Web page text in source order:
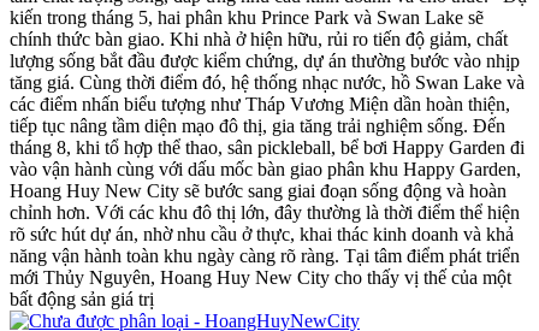
kiến trong tháng 5, hai phân khu Prince Park và Swan Lake sẽ
chính thức bàn giao. Khi nhà ở hiện hữu, rủi ro tiến độ giảm, chất
lượng sống bắt đầu được kiểm chứng, dự án thường bước vào nhịp
tăng giá. Cùng thời điểm đó, hệ thống nhạc nước, hồ Swan Lake và
các điểm nhấn biểu tượng như Tháp Vương Miện dần hoàn thiện,
tiếp tục nâng tầm diện mạo đô thị, gia tăng trải nghiệm sống. Đến
tháng 8, khi tổ hợp thể thao, sân pickleball, bể bơi Happy Garden đi
vào vận hành cùng với dấu mốc bàn giao phân khu Happy Garden,
Hoang Huy New City sẽ bước sang giai đoạn sống động và hoàn
chỉnh hơn. Với các khu đô thị lớn, đây thường là thời điểm thể hiện
rõ sức hút dự án, nhờ nhu cầu ở thực, khai thác kinh doanh và khả
năng vận hành toàn khu ngày càng rõ ràng. Tại tâm điểm phát triển
mới Thủy Nguyên, Hoang Huy New City cho thấy vị thế của một
bất động sản giá trị